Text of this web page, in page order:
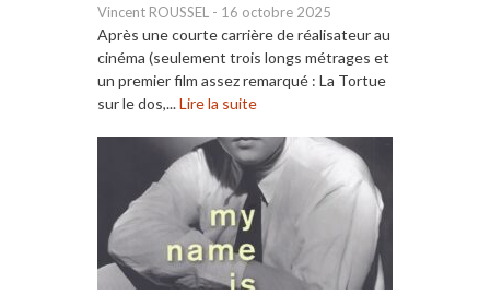
Vincent ROUSSEL - 16 octobre 2025
Après une courte carrière de réalisateur au
cinéma (seulement trois longs métrages et
un premier film assez remarqué : La Tortue
sur le dos,...Lire la suite